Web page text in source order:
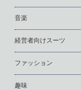
音楽
経営者向けスーツ
ファッション
趣味